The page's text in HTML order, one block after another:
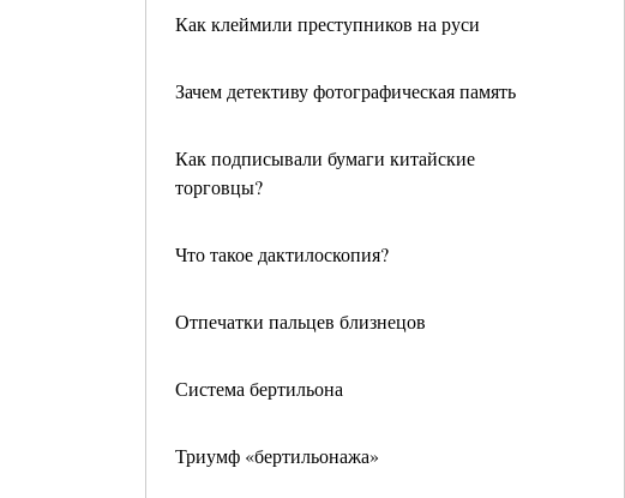
Как клеймили преступников на руси
Зачем детективу фотографическая память
Как подписывали бумаги китайские
торговцы?
Что такое дактилоскопия?
Отпечатки пальцев близнецов
Система бертильона
Триумф «бертильонажа»